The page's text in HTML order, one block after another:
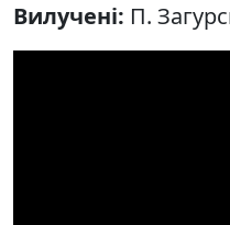
Вилучені: П.